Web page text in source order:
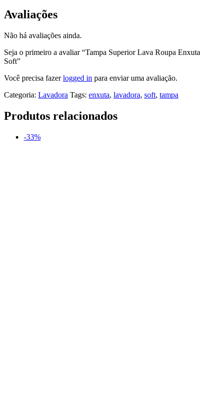
Avaliações
Não há avaliações ainda.
Seja o primeiro a avaliar “Tampa Superior Lava Roupa Enxuta
Soft”
Você precisa fazerlogged in para enviar uma avaliação.
Categoria: Lavadora Tags: enxuta, lavadora, soft, tampa
Produtos relacionados
-33%